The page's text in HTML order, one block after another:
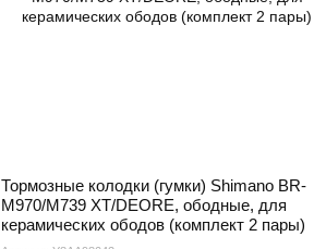
Тормозные колодки (гумки) Shimano BR-
M970/M739 XT/DEORE, ободные, для
керамических ободов (комплект 2 пары)